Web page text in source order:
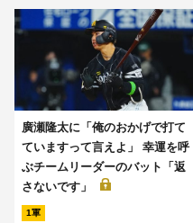
廣瀬隆太に「俺のおかげで打て
ていますって言えよ」 幸運を呼
ぶチームリーダーのバット「返
さないです」
1軍